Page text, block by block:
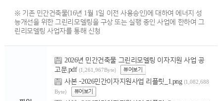
※ 기존 민간건축물(16년 1월 1일 이전 사용승인)에 대하여 에너지 성
능개선을 위한 그린리모델링을 구상 또는 실행 중인 사업에 한하여 그
린리모델링 사업자를 통해 신청
2026년 민간건축물 그린리모델링 이자지원 사업 공
고문.pdf (1,261,967Byte) 뷰어보기
사본 -2026민간이자지원사업 리플릿_1.png (1,082,688
Byte)
뷰어보기